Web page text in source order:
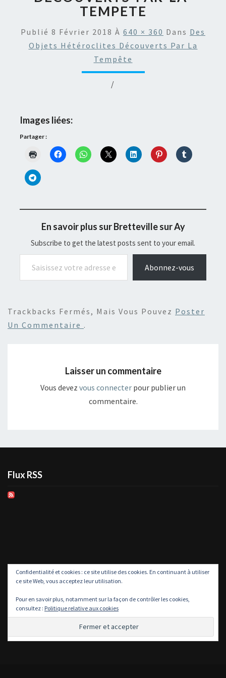
TEMPETE
Publié 8 Février 2018 À 640 × 360 Dans Des
Objets Hétéroclites Découverts Par La
Tempête
/
Images liées:
Partager :
En savoir plus sur Bretteville sur Ay
Subscribe to get the latest posts sent to your email.
Saisissez votre adresse e-mail…
Abonnez-vous
Trackbacks Fermés, Mais Vous Pouvez Poster
Un Commentaire .
Laisser un commentaire
Vous devez vous connecter pour publier un
commentaire.
Flux RSS
Confidentialité et cookies : ce site utilise des cookies. En continuant à utiliser
ce site Web, vous acceptez leur utilisation.
Pour en savoir plus, notamment sur la façon de contrôler les cookies,
consultez : Politique relative aux cookies